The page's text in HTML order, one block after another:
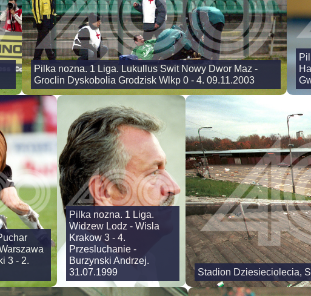
Pilka nozna. 1 Liga. Lukullus Swit Nowy Dwor Maz -
Groclin Dyskobolia Grodzisk Wlkp 0 - 4. 09.11.2003
3 - 2.
Pilka nozna. 1 Liga.
Widzew Lodz - Wisla
Krakow 3 - 4.
Przesluchanie -
Burzynski Andrzej.
31.07.1999
Stadion Dziesieciolecia,